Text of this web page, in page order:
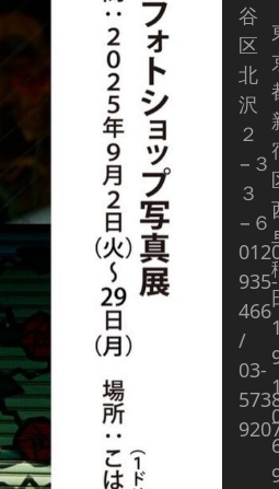
谷
区
北
沢
２
−３
３
−６
935-
466
/
03-